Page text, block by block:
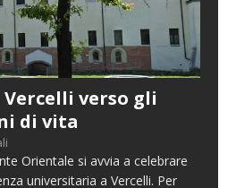
Vercelli verso gli
di vita
Orientale si avvia a celebrare
universitaria a Vercelli. Per